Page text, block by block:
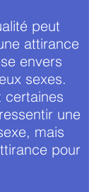
peut
attirance
envers
sexes.
certaines
une
mais
pour